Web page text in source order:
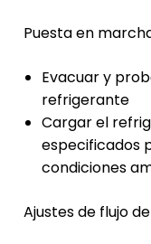
Puesta en
Evacuar y
refrigerante
Cargar el
especificados
condiciones
Ajustes de flujo